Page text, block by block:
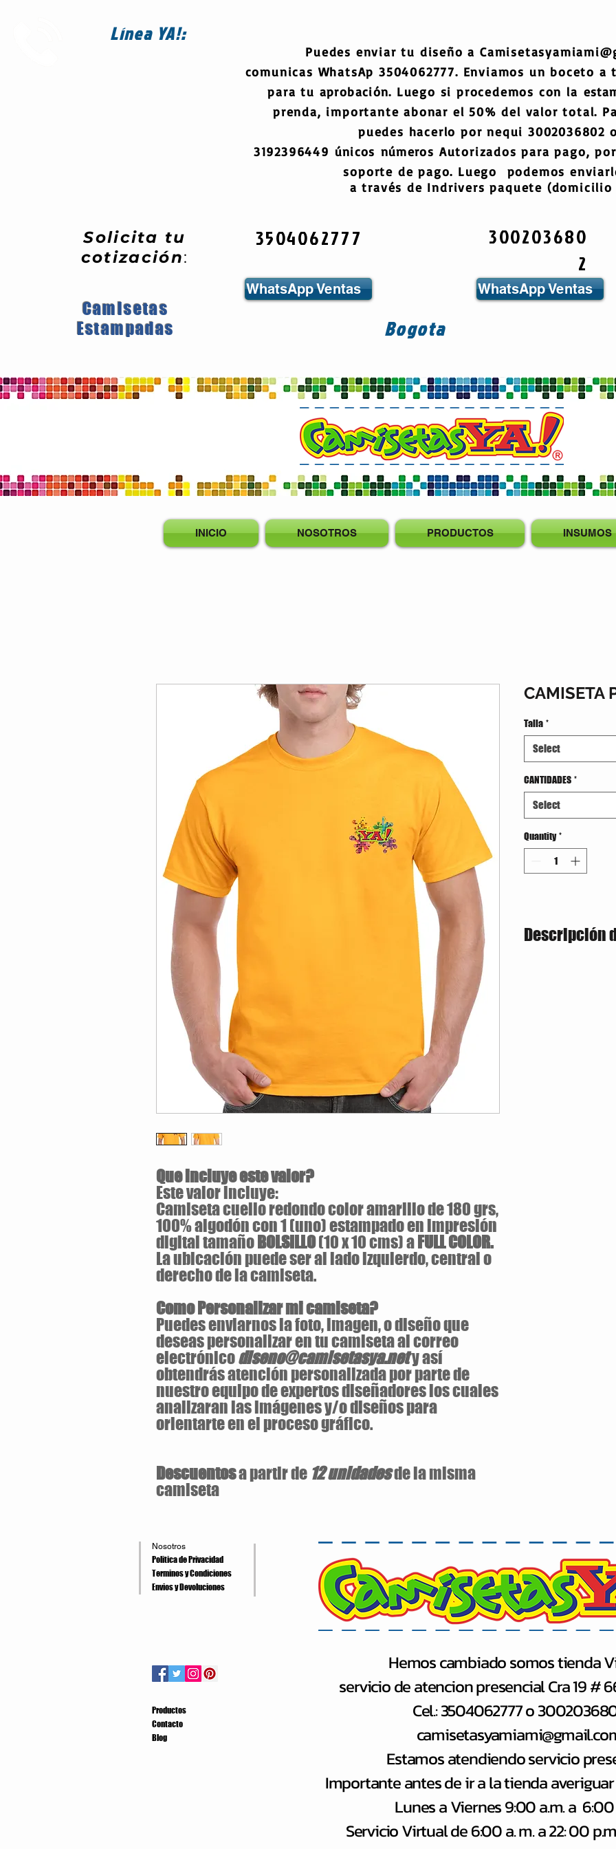
LíneaYA!:
Solicita tu
cotización:
Camisetas
Estampadas
Puedes enviar tu diseño a
comunicas WhatsAp 3504062777. Enviamos un boceto
para tu aprobación. Luego si procedemos con la
prenda, importante abonar el 50% del valor total.
puedes hacerlo por nequi 3002036802
3192396449 únicos números Autorizados para pago,
soporte de pago. Luego podemos
a través de Indrivers paquete (domicilio
3504062777
WhatsApp Ventas
Bogota
300203680
2
WhatsApp Ventas
INICIO NOSOTROS PRODUCTOS INSUMOS
Que incluye este valor?
Este valor incluye:
Camiseta cuello redondo color amarillo de 180 grs,
100% algodón con 1 (uno) estampado en impresión
digital tamaño BOLSILLO(10 x 10 cms) a FULL COLOR.
La ubicación puede ser al lado izquierdo, central o
derecho de la camiseta.
Como Personalizar mi camiseta?
Puedes enviarnos la foto, imagen, o diseño que
deseas personalizar en tu camiseta al correo
electrónicodiseno@camisetasya.nety así
obtendrás atención personalizada por parte de
nuestro equipo de expertos diseñadores los cuales
analizaran las imágenes y/o diseños para
orientarte en el proceso gráfico.
Descuentosa partir de 12 unidadesde la misma
camiseta
CAMISETA
Talla *
Select
CANTIDADES *
Select
Quantity *
Descripción
180 gramos / 100%
Nosotros
Politica de Privacidad
Terminos y Condiciones
Envios y Devoluciones
Productos
Contacto
Blog
Hemos cambiado somos tienda
servicio de atencion presencial Cra 19 #
Cel.: 3504062777 o
Estamos atendiendo servicio
Importante antes de ir a la tienda
Lunes a Viernes 9:00 a.m. a 6:00
Servicio Virtual de 6:00 a​. m. a 22: 00